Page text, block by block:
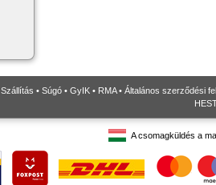
Szállítás • Súgó • GyIK • RMA• Általános szerződési
A csomagküldés a